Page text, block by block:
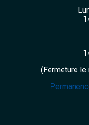
(Fermeture